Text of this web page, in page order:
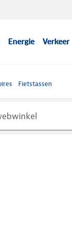
Energie Verkeer
Fietstassen